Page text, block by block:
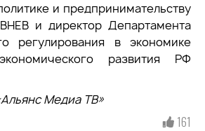
и предпринимательству
и директор Департамента
регулирования в экономике
развития РФ
Медиа ТВ»
161